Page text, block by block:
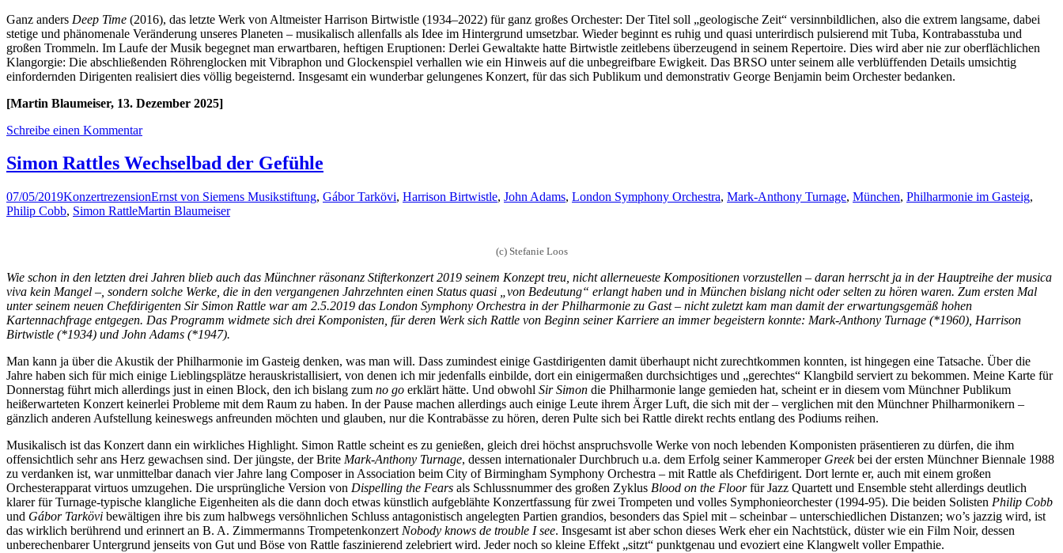
Ganz anders Deep Time (2016), das letzte Werk von Altmeister Harrison Birtwistle (1934–2022) für ganz großes Orchester: Der Titel soll „geologische Zeit“ versinnbildlichen, also die extrem langsame, dabei
stetige und phänomenale Veränderung unseres Planeten – musikalisch allenfalls als Idee im Hintergrund umsetzbar. Wieder beginnt es ruhig und quasi unterirdisch pulsierend mit Tuba, Kontrabasstuba und
großen Trommeln. Im Laufe der Musik begegnet man erwartbaren, heftigen Eruptionen: Derlei Gewaltakte hatte Birtwistle zeitlebens überzeugend in seinem Repertoire. Dies wird aber nie zur oberflächlichen
Klangorgie: Die abschließenden Röhrenglocken mit Vibraphon und Glockenspiel verhallen wie ein Hinweis auf die unbegreifbare Ewigkeit. Das BRSO unter seinem alle verblüffenden Details umsichtig
einfordernden Dirigenten realisiert dies völlig begeisternd. Insgesamt ein wunderbar gelungenes Konzert, für das sich Publikum und demonstrativ George Benjamin beim Orchester bedanken.
[Martin Blaumeiser, 13. Dezember 2025]
Schreibe einen Kommentar
Simon Rattles Wechselbad der Gefühle
07/05/2019KonzertrezensionErnst von Siemens Musikstiftung, Gábor Tarkövi, Harrison Birtwistle, John Adams, London Symphony Orchestra, Mark-Anthony Turnage, München, Philharmonie im Gasteig,
Philip Cobb, Simon RattleMartin Blaumeiser
(c) Stefanie Loos
Wie schon in den letzten drei Jahren blieb auch das Münchner räsonanz Stifterkonzert 2019 seinem Konzept treu, nicht allerneueste Kompositionen vorzustellen – daran herrscht ja in der Hauptreihe der musica
viva kein Mangel –, sondern solche Werke, die in den vergangenen Jahrzehnten einen Status quasi „von Bedeutung“ erlangt haben und in München bislang nicht oder selten zu hören waren. Zum ersten Mal
unter seinem neuen Chefdirigenten Sir Simon Rattle war am 2.5.2019 das London Symphony Orchestra in der Philharmonie zu Gast – nicht zuletzt kam man damit der erwartungsgemäß hohen
Kartennachfrage entgegen. Das Programm widmete sich drei Komponisten, für deren Werk sich Rattle von Beginn seiner Karriere an immer begeistern konnte: Mark-Anthony Turnage (*1960), Harrison
Birtwistle (*1934) und John Adams (*1947).
Man kann ja über die Akustik der Philharmonie im Gasteig denken, was man will. Dass zumindest einige Gastdirigenten damit überhaupt nicht zurechtkommen konnten, ist hingegen eine Tatsache. Über die
Jahre haben sich für mich einige Lieblingsplätze herauskristallisiert, von denen ich mir jedenfalls einbilde, dort ein einigermaßen durchsichtiges und „gerechtes“ Klangbild serviert zu bekommen. Meine Karte für
Donnerstag führt mich allerdings just in einen Block, den ich bislang zum no go erklärt hätte. Und obwohl Sir Simon die Philharmonie lange gemieden hat, scheint er in diesem vom Münchner Publikum
heißerwarteten Konzert keinerlei Probleme mit dem Raum zu haben. In der Pause machen allerdings auch einige Leute ihrem Ärger Luft, die sich mit der – verglichen mit den Münchner Philharmonikern –
gänzlich anderen Aufstellung keineswegs anfreunden möchten und glauben, nur die Kontrabässe zu hören, deren Pulte sich bei Rattle direkt rechts entlang des Podiums reihen.
Musikalisch ist das Konzert dann ein wirkliches Highlight. Simon Rattle scheint es zu genießen, gleich drei höchst anspruchsvolle Werke von noch lebenden Komponisten präsentieren zu dürfen, die ihm
offensichtlich sehr ans Herz gewachsen sind. Der jüngste, der Brite Mark-Anthony Turnage, dessen internationaler Durchbruch u.a. dem Erfolg seiner Kammeroper Greekbei der ersten Münchner Biennale 1988
zu verdanken ist, war unmittelbar danach vier Jahre lang Composer in Association beim City of Birmingham Symphony Orchestra – mit Rattle als Chefdirigent. Dort lernte er, auch mit einem großen
Orchesterapparat virtuos umzugehen. Die ursprüngliche Version von Dispelling the Fears als Schlussnummer des großen Zyklus Blood on the Floorfür Jazz Quartett und Ensemble steht allerdings deutlich
klarer für Turnage-typische klangliche Eigenheiten als die dann doch etwas künstlich aufgeblähte Konzertfassung für zwei Trompeten und volles Symphonieorchester (1994-95). Die beiden Solisten Philip Cobb
und Gábor Tarkövi bewältigen ihre bis zum halbwegs versöhnlichen Schluss antagonistisch angelegten Partien grandios, besonders das Spiel mit – scheinbar – unterschiedlichen Distanzen; wo’s jazzig wird, ist
das wirklich berührend und erinnert an B. A. Zimmermanns Trompetenkonzert Nobody knows de trouble I see. Insgesamt ist aber schon dieses Werk eher ein Nachtstück, düster wie ein Film Noir, dessen
unberechenbarer Untergrund jenseits von Gut und Böse von Rattle faszinierend zelebriert wird. Jeder noch so kleine Effekt „sitzt“ punktgenau und evoziert eine Klangwelt voller Empathie.